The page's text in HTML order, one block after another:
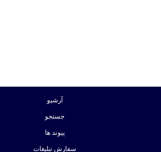
آرشیو
جستجو
پیوند ها
سفارش تبلیغات